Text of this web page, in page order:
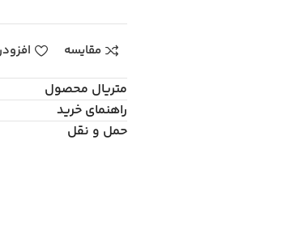
مقایسه
متریال محصول
راهنمای خرید
حمل و نقل